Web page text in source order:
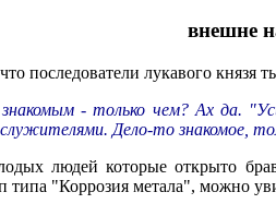
внешне
последователи лукавого князя
- только чем? Ах да.
Дело-то знакомое,
людей которые открыто
типа "Коррозия метала", можно